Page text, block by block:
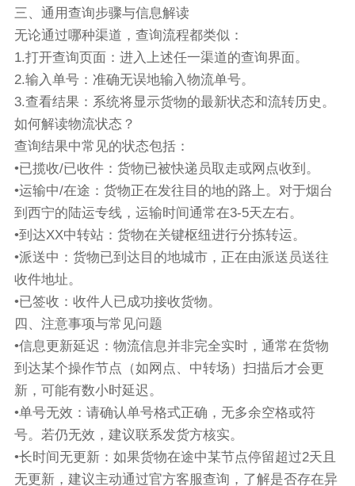
三、通用查询步骤与信息解读
无论通过哪种渠道，查询流程都类似：
1.打开查询页面：进入上述任一渠道的查询界面。
2.输入单号：准确无误地输入物流单号。
3.查看结果：系统将显示货物的最新状态和流转历史。
如何解读物流状态？
查询结果中常见的状态包括：
•已揽收/已收件：货物已被快递员取走或网点收到。
•运输中/在途：货物正在发往目的地的路上。对于烟台
到西宁的陆运专线，运输时间通常在3-5天左右。
•到达XX中转站：货物在关键枢纽进行分拣转运。
•派送中：货物已到达目的地城市，正在由派送员送往
收件地址。
•已签收：收件人已成功接收货物。
四、注意事项与常见问题
•信息更新延迟：物流信息并非完全实时，通常在货物
到达某个操作节点（如网点、中转场）扫描后才会更
新，可能有数小时延迟。
•单号无效：请确认单号格式正确，无多余空格或符
号。若仍无效，建议联系发货方核实。
•长时间无更新：如果货物在途中某节点停留超过2天且
无更新，建议主动通过官方客服查询，了解是否存在异